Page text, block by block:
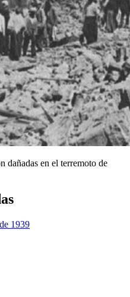
dañadas en el terremoto de
1939